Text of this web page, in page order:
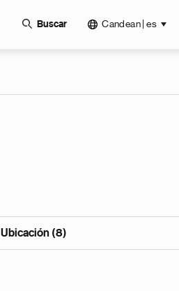
Buscar Candean | es
Ubicación (8)